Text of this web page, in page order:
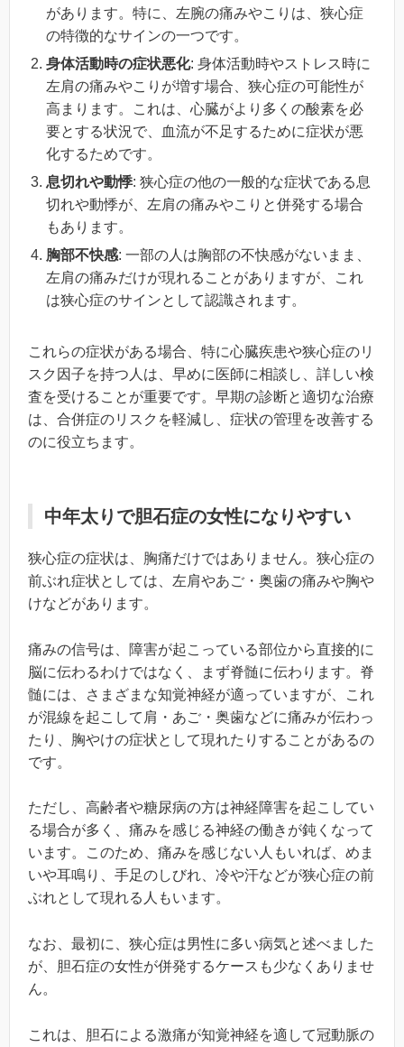
があります。特に、左腕の痛みやこりは、狭心症
の特徴的なサインの一つです。
身体活動時の症状悪化: 身体活動時やストレス時に
左肩の痛みやこりが増す場合、狭心症の可能性が
高まります。これは、心臓がより多くの酸素を必
要とする状況で、血流が不足するために症状が悪
化するためです。
息切れや動悸: 狭心症の他の一般的な症状である息
切れや動悸が、左肩の痛みやこりと併発する場合
もあります。
胸部不快感: 一部の人は胸部の不快感がないまま、
左肩の痛みだけが現れることがありますが、これ
は狭心症のサインとして認識されます。
これらの症状がある場合、特に心臓疾患や狭心症のリ
スク因子を持つ人は、早めに医師に相談し、詳しい検
査を受けることが重要です。早期の診断と適切な治療
は、合併症のリスクを軽減し、症状の管理を改善する
のに役立ちます。
中年太りで胆石症の女性になりやすい
狭心症の症状は、胸痛だけではありません。狭心症の
前ぶれ症状としては、左肩やあご・奥歯の痛みや胸や
けなどがあります。
痛みの信号は、障害が起こっている部位から直接的に
脳に伝わるわけではなく、まず脊髄に伝わります。脊
髄には、さまざまな知覚神経が適っていますが、これ
が混線を起こして肩・あご・奥歯などに痛みが伝わっ
たり、胸やけの症状として現れたりすることがあるの
です。
ただし、高齢者や糖尿病の方は神経障害を起こしてい
る場合が多く、痛みを感じる神経の働きが鈍くなって
います。このため、痛みを感じない人もいれば、めま
いや耳鳴り、手足のしびれ、冷や汗などが狭心症の前
ぶれとして現れる人もいます。
なお、最初に、狭心症は男性に多い病気と述べました
が、胆石症の女性が併発するケースも少なくありませ
ん。
これは、胆石による激痛が知覚神経を適して冠動脈の